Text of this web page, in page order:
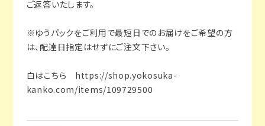
ご返答いたします。
※ゆうパックをご利用で最短日でのお届けをご希望の方
は、配達日指定はせずにご注文下さい。
白はこちら https://shop.yokosuka-
kanko.com/items/109729500